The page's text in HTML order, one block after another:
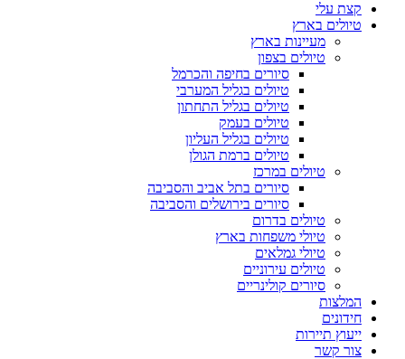
קצת עלי
טיולים בארץ
מעיינות בארץ
טיולים בצפון
סיורים בחיפה והכרמל
טיולים בגליל המערבי
טיולים בגליל התחתון
טיולים בעמק
טיולים בגליל העליון
טיולים ברמת הגולן
טיולים במרכז
סיורים בתל אביב והסביבה
סיורים בירושלים והסביבה
טיולים בדרום
טיולי משפחות בארץ
טיולי גמלאים
טיולים עירוניים
סיורים קולינריים
המלצות
חידונים
ייעוץ תיירות
צור קשר